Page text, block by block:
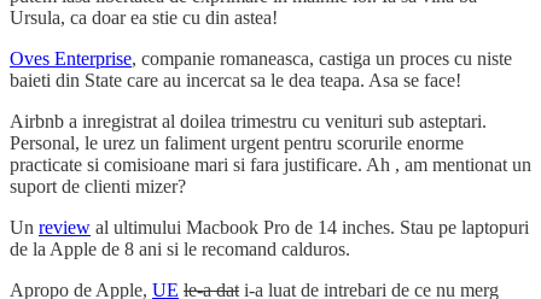
Ursula, ca doar ea stie cu din astea!
Oves Enterprise, companie romaneasca, castiga un proces cu niste
baieti din State care au incercat sa le dea teapa. Asa se face!
Airbnb a inregistrat al doilea trimestru cu venituri sub asteptari.
Personal, le urez un faliment urgent pentru scorurile enorme
practicate si comisioane mari si fara justificare. Ah , am mentionat un
suport de clienti mizer?
Un review al ultimului Macbook Pro de 14 inches. Stau pe laptopuri
de la Apple de 8 ani si le recomand calduros.
Apropo de Apple, UE le-a dati-a luat de intrebari de ce nu merg